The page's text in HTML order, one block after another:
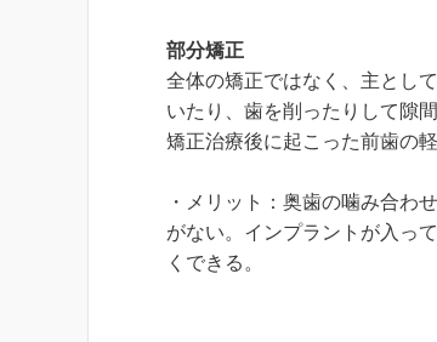
部分矯正
全体の矯正ではなく、主とし
いたり、歯を削ったりして隙
矯正治療後に起こった前歯の
・メリット：奥歯の噛み合
がない。インプラントが入
くできる。